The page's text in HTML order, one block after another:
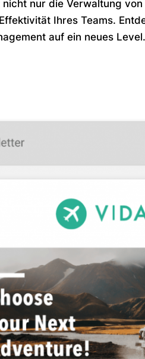
nur die Verwaltung
Ihres Teams.
auf ein neues Level.